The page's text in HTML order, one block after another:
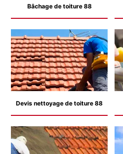
Bâchage de toiture 88
Devis nettoyage de toiture 88